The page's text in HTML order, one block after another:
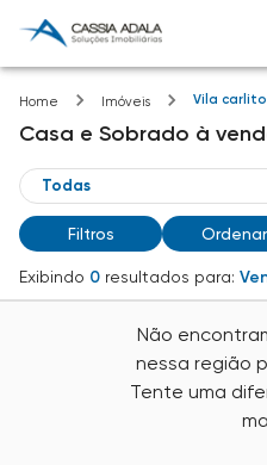
Home Imóveis Vila carlito
Casa e Sobrado à
Filtros Ordenar
Exibindo 0 resultados para:
Não
nessa região
Tente uma